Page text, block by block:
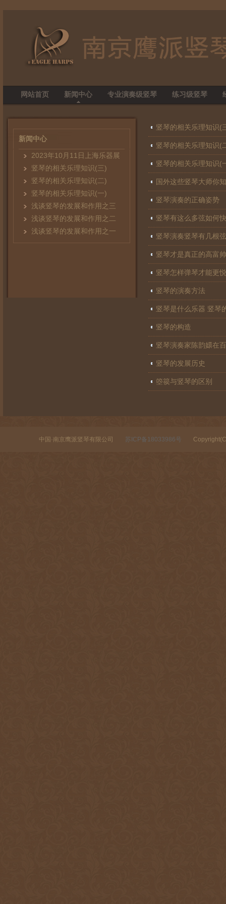
网站首页 新闻中心 专业演奏级竖琴 练习级竖琴
新闻中心
2023年10月11日上海乐器展
竖琴的相关乐理知识(三)
竖琴的相关乐理知识(二)
竖琴的相关乐理知识(一)
浅谈竖琴的发展和作用之三
浅谈竖琴的发展和作用之二
浅谈竖琴的发展和作用之一
竖琴的相关乐理知识(
竖琴的相关乐理知识(
竖琴的相关乐理知识(
国外这些竖琴大师你
竖琴演奏的正确姿势
竖琴有这么多弦如何
竖琴演奏竖琴有几根
竖琴才是真正的高富帅
竖琴怎样弹琴才能更
竖琴的演奏方法
竖琴是什么乐器 竖琴
竖琴的构造
竖琴演奏家陈韵嬛在
竖琴的发展历史
箜篌与竖琴的区别
中国·南京鹰派竖琴有限公司 苏ICP备18033986号